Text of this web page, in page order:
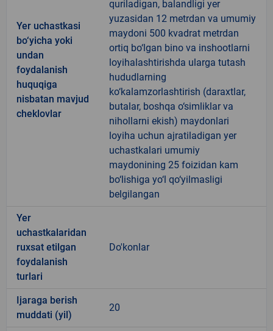
Yer uchastkasi
bo‘yicha yoki
undan
foydalanish
huquqiga
nisbatan mavjud
cheklovlar
quriladigan, balandligi yer
yuzasidan 12 metrdan va umumiy
maydoni 500 kvadrat metrdan
ortiq bo‘lgan bino va inshootlarni
loyihalashtirishda ularga tutash
hududlarning
ko‘kalamzorlashtirish (daraxtlar,
butalar, boshqa o‘simliklar va
nihollarni ekish) maydonlari
loyiha uchun ajratiladigan yer
uchastkalari umumiy
maydonining 25 foizidan kam
bo‘lishiga yo‘l qo‘yilmasligi
belgilangan
Yer
uchastkalaridan
ruxsat etilgan
foydalanish
turlari
Do'konlar
Ijaraga berish
muddati (yil)
20